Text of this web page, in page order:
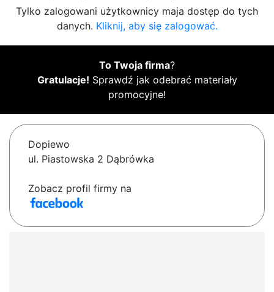
Tylko zalogowani użytkownicy maja dostęp do tych
danych. Kliknij, aby się zalogować.
To Twoja firma?
Gratulacje! Sprawdź jak odebrać materiały
promocyjne!
Dopiewo
ul. Piastowska 2 Dąbrówka
Zobacz profil firmy na